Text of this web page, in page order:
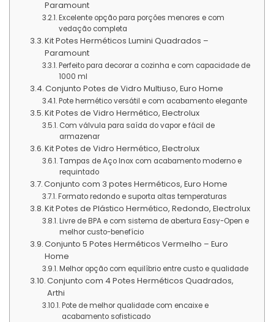
Paramount
Excelente opção para porções menores e com
vedação completa
Kit Potes Herméticos Lumini Quadrados –
Paramount
Perfeito para decorar a cozinha e com capacidade de
1000 ml
Conjunto Potes de Vidro Multiuso, Euro Home
Pote hermético versátil e com acabamento elegante
Kit Potes de Vidro Hermético, Electrolux
Com válvula para saída do vapor e fácil de
armazenar
Kit Potes de Vidro Hermético, Electrolux
Tampas de Aço Inox com acabamento moderno e
requintado
Conjunto com 3 potes Herméticos, Euro Home
Formato redondo e suporta altas temperaturas
Kit Potes de Plástico Hermético, Redondo, Electrolux
Livre de BPA e com sistema de abertura Easy-Open e
melhor custo-benefício
Conjunto 5 Potes Herméticos Vermelho – Euro
Home
Melhor opção com equilíbrio entre custo e qualidade
Conjunto com 4 Potes Herméticos Quadrados,
Arthi
Pote de melhor qualidade com encaixe e
acabamento sofisticado